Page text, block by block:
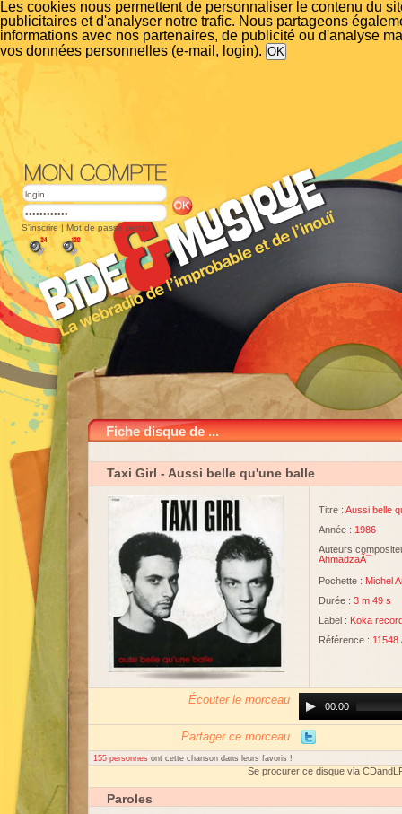
Les cookies nous permettent de personnaliser le contenu du
publicitaires et d'analyser notre trafic. Nous partageons
informations avec nos partenaires, de publicité ou d'analyse
vos données personnelles (e-mail, login).
S'inscrire | Mot de passe perdu
Fiche disque de ...
Taxi Girl - Aussi belle qu'une balle
Titre : Aussi belle
Année : 1986
Auteurs
AhmadzaÃ¯
Pochette : Michel
Durée : 3 m 49 s
Label : Koka
Référence : 11548
Écouter le morceau
Player00:00
Partager ce morceau
155 personnes ont cette chanson dans leurs favoris !
Se procurer ce disque via
Paroles